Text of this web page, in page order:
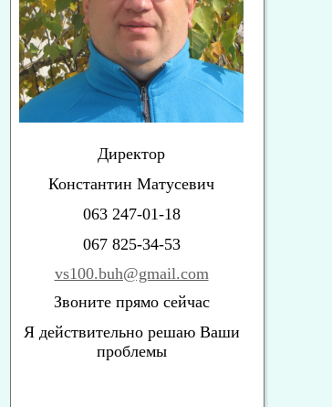
Директор
Константин Матусевич
063 247-01-18
067 825-34-53
vs100.buh@gmail.com
Звоните прямо сейчас
Я действительно решаю Ваши
проблемы